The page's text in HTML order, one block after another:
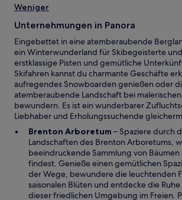
ö
f
f
n
e
t
u
n
F
e
n
s
t
e
r
g
e
ö
f
f
n
e
Weniger
Unternehmungen in Panora
Eingebettet in eine atemberaubende
ein Winterwunderland für Skibegeisterte
erstklassige Pisten und gemütliche
Skifahren kannst du charmante Geschäfte
aufregendes Snowboarden genießen oder
atemberaubende Landschaft bei
bewundern. Es ist ein wunderbarer
Liebhaber und Erholungssuchende
Brenton Arboretum W
i
r
d
i
n
e
– Spaziere durch
Landschaften des Brenton Arboretums,
beeindruckende Sammlung von Bäumen
findest. Genieße einen gemütlichen
der Wege, bewundere die leuchtenden
saisonalen Blüten und entdecke die
dieser friedlichen Umgebung im Freien.